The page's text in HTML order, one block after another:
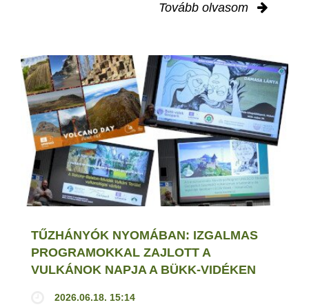
Tovább olvasom
TŰZHÁNYÓK NYOMÁBAN: IZGALMAS
PROGRAMOKKAL ZAJLOTT A
VULKÁNOK NAPJA A BÜKK-VIDÉKEN
2026.06.18. 15:14